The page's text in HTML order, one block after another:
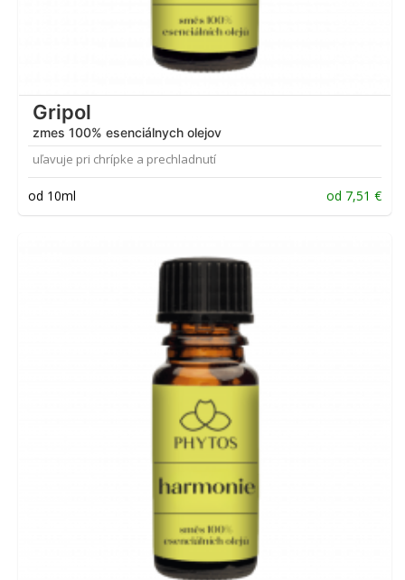
Gripol
zmes 100% esenciálnych olejov
uľavuje pri chrípke a prechladnutí
od 10ml od 7,51 €